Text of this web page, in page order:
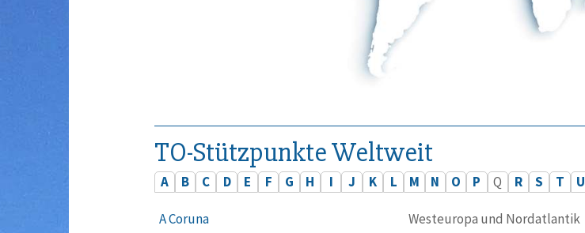
TO-Stützpunkte Weltweit
A B C D E F G H I J K L M N O P Q R S T U
A Coruna
Westeuropa und Nordatlantik